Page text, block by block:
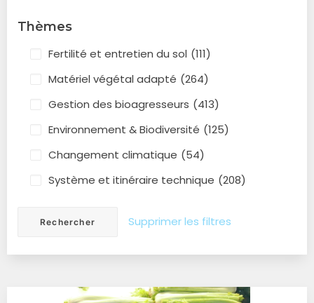
Thèmes
Fertilité et entretien du sol (111)
Matériel végétal adapté (264)
Gestion des bioagresseurs (413)
Environnement & Biodiversité (125)
Changement climatique (54)
Système et itinéraire technique (208)
Supprimer les filtres